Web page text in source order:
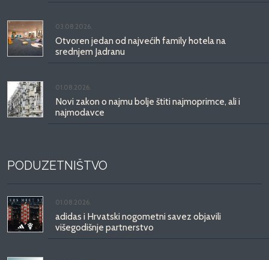
03.08.2026.
Otvoren jedan od najvećih family hotela na
srednjem Jadranu
01.08.2026.
Novi zakon o najmu bolje štiti najmoprimce, ali i
najmodavce
PODUZETNIŠTVO
01.08.2026.
adidas i Hrvatski nogometni savez objavili
višegodišnje partnerstvo